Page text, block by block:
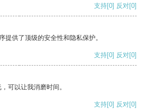
支持[0] 反对[0]
提供了顶级的安全性和隐私保护。
支持[0] 反对[0]
可以让我消磨时间。
支持[0] 反对[0]